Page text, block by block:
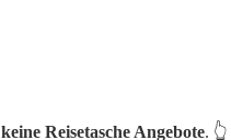
keine Reisetasche Angebote. 👆